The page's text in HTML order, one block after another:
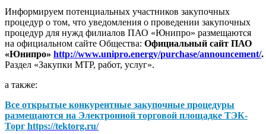
Информируем потенциальных участников закупочных
процедур о том, что уведомления о проведении закупочных
процедур для нужд филиалов ПАО «Юнипро» размещаются
на официальном сайте Общества: Официальный сайт ПАО
«Юнипро» http://www.unipro.energy/purchase/announcement/.
Раздел «Закупки МТР, работ, услуг».
а также:
Все открытые конкурентные закупочные процедуры
размещаются на Электронной торговой площадке ТЭК-
Торг https://tektorg.ru/